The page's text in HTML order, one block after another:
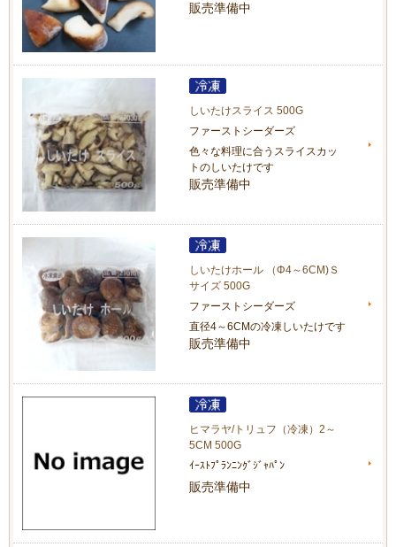
販売準備中
しいたけスライス 500G
ファーストシーダーズ
色々な料理に合うスライスカッ
トのしいたけです
販売準備中
しいたけホール （Φ4～6CM)Ｓ
サイズ 500G
ファーストシーダーズ
直径4～6CMの冷凍しいたけです
販売準備中
ヒマラヤ/トリュフ（冷凍）2～
5CM 500G
ｲｰｽﾄﾌﾟﾗﾝﾆﾝｸﾞｼﾞｬﾊﾟﾝ
販売準備中